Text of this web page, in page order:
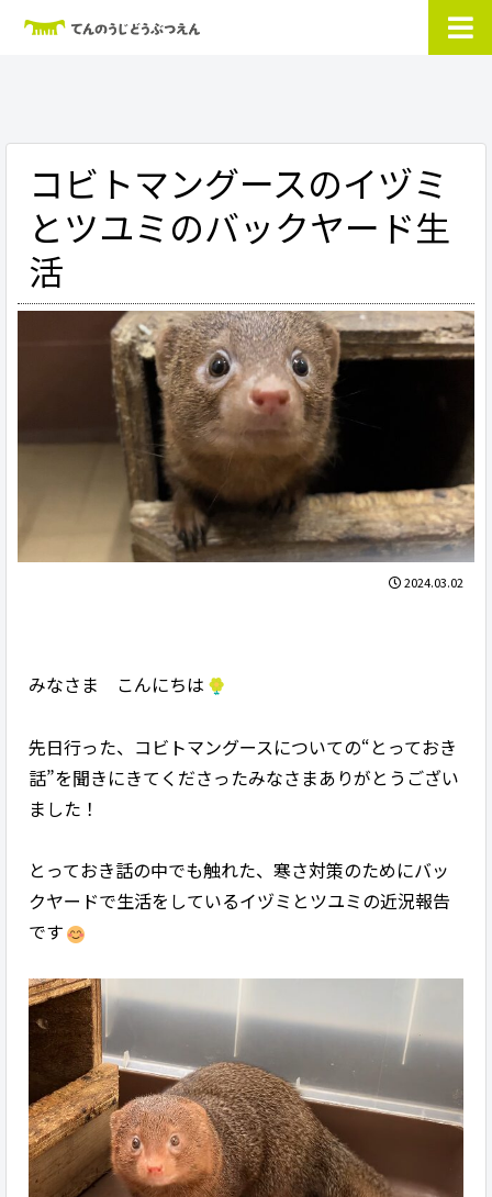
コビトマングースのイヅミ
とツユミのバックヤード生
活
2024.03.02
みなさま こんにちは
先日行った、コビトマングースについての“とっておき
話”を聞きにきてくださったみなさまありがとうござい
ました！
とっておき話の中でも触れた、寒さ対策のためにバッ
クヤードで生活をしているイヅミとツユミの近況報告
です